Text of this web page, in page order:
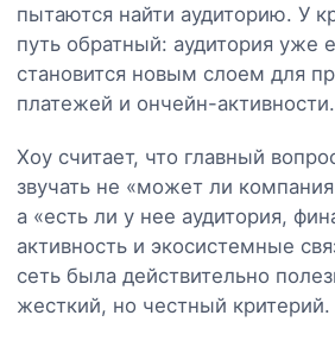
пытаются найти аудиторию. У
путь обратный: аудитория уже
становится новым слоем для
платежей и ончейн-активности.
Хоу считает, что главный
звучать не «может ли компания
а «есть ли у нее аудитория,
активность и экосистемные
сеть была действительно
жесткий, но честный критерий.